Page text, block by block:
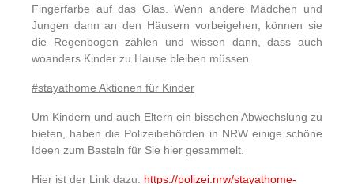
Fingerfarbe auf das Glas. Wenn andere Mädchen und
Jungen dann an den Häusern vorbeigehen, können sie
die Regenbogen zählen und wissen dann, dass auch
woanders Kinder zu Hause bleiben müssen.
#stayathome Aktionen für Kinder
Um Kindern und auch Eltern ein bisschen Abwechslung zu
bieten, haben die Polizeibehörden in NRW einige schöne
Ideen zum Basteln für Sie hier gesammelt.
Hier ist der Link dazu: https://polizei.nrw/stayathome-